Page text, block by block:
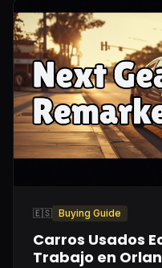
🇪🇸 Buying Guide
Carros Usados
Trabajo en